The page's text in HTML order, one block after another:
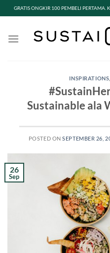
GRATIS ONGKIR 100 PEMBELI PERTAMA.
INSPIRATIONS
Sustainable ala
POSTED ONSEPTEMBER 26,
26
Sep